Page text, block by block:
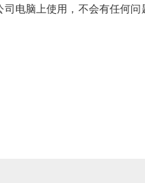
电脑上使用，不会有任何